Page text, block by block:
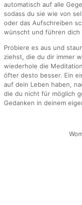
automatisch auf alle
sodass du sie wie von
oder das Aufschreiben
wünscht und führen dich
Probiere es aus und
ziehst, die du dir immer
wiederhole die
öfter desto besser. Ein
auf dein Leben haben,
die du nicht für möglich
Gedanken in deinem